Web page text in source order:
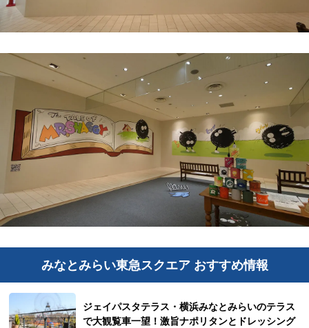
みなとみらい東急スクエア おすすめ情報
ジェイパスタテラス・横浜みなとみらいのテラス
で大観覧車一望！激旨ナポリタンとドレッシング